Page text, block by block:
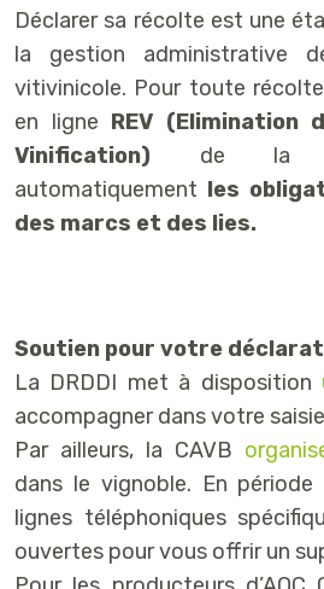
Déclarer sa récolte est une
la gestion administrative
vitivinicole. Pour toute
en ligne REV (Elimination
Vinification) de la
automatiquement les
des marcs et des lies.
Soutien pour votre
La DRDDI met à disposition
accompagner dans votre
Par ailleurs, la CAVB
dans le vignoble. En
lignes téléphoniques
ouvertes pour vous offrir un